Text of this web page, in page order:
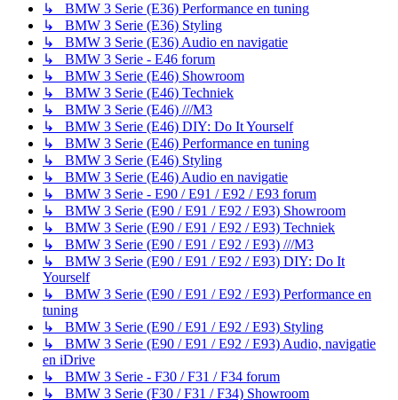
↳ BMW 3 Serie (E36) Performance en tuning
↳ BMW 3 Serie (E36) Styling
↳ BMW 3 Serie (E36) Audio en navigatie
↳ BMW 3 Serie - E46 forum
↳ BMW 3 Serie (E46) Showroom
↳ BMW 3 Serie (E46) Techniek
↳ BMW 3 Serie (E46) ///M3
↳ BMW 3 Serie (E46) DIY: Do It Yourself
↳ BMW 3 Serie (E46) Performance en tuning
↳ BMW 3 Serie (E46) Styling
↳ BMW 3 Serie (E46) Audio en navigatie
↳ BMW 3 Serie - E90 / E91 / E92 / E93 forum
↳ BMW 3 Serie (E90 / E91 / E92 / E93) Showroom
↳ BMW 3 Serie (E90 / E91 / E92 / E93) Techniek
↳ BMW 3 Serie (E90 / E91 / E92 / E93) ///M3
↳ BMW 3 Serie (E90 / E91 / E92 / E93) DIY: Do It
Yourself
↳ BMW 3 Serie (E90 / E91 / E92 / E93) Performance en
tuning
↳ BMW 3 Serie (E90 / E91 / E92 / E93) Styling
↳ BMW 3 Serie (E90 / E91 / E92 / E93) Audio, navigatie
en iDrive
↳ BMW 3 Serie - F30 / F31 / F34 forum
↳ BMW 3 Serie (F30 / F31 / F34) Showroom